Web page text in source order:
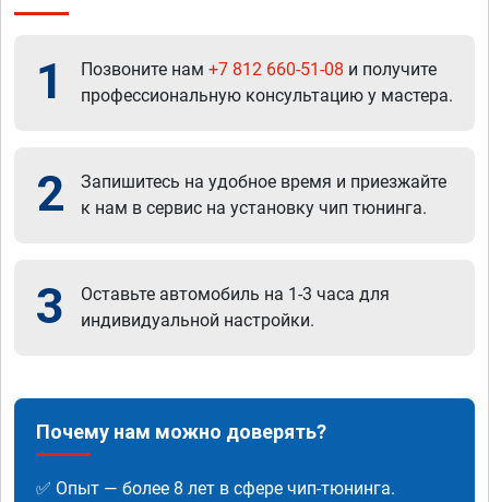
1 Позвоните нам +7 812 660-51-08 и получите
профессиональную консультацию у мастера.
2
Запишитесь на удобное время и приезжайте
к нам в сервис на установку чип тюнинга.
3
Оставьте автомобиль на 1-3 часа для
индивидуальной настройки.
Почему нам можно доверять?
✅ Опыт — более 8 лет в сфере чип-тюнинга.